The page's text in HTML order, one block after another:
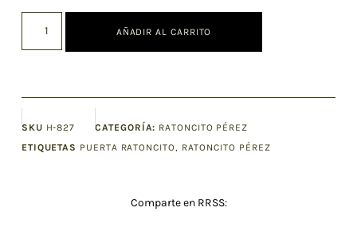
AÑADIR AL CARRITO
SKU H-827 CATEGORÍA: RATONCITO PÉREZ
ETIQUETAS PUERTA RATONCITO, RATONCITO PÉREZ
Comparte en RRSS: